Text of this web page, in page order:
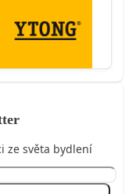
ze světa bydlení